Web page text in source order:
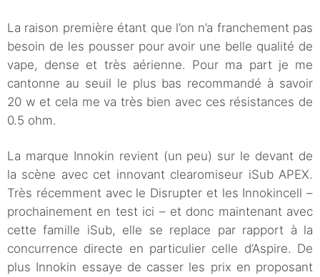
La raison première étant que l’on n’a franchement pas
besoin de les pousser pour avoir une belle qualité de
vape, dense et très aérienne. Pour ma part je me
cantonne au seuil le plus bas recommandé à savoir
20 w et cela me va très bien avec ces résistances de
0.5 ohm.
La marque Innokin revient (un peu) sur le devant de
la scène avec cet innovant clearomiseur iSub APEX.
Très récemment avec le Disrupter et les Innokincell –
prochainement en test ici – et donc maintenant avec
cette famille iSub, elle se replace par rapport à la
concurrence directe en particulier celle d’Aspire. De
plus Innokin essaye de casser les prix en proposant